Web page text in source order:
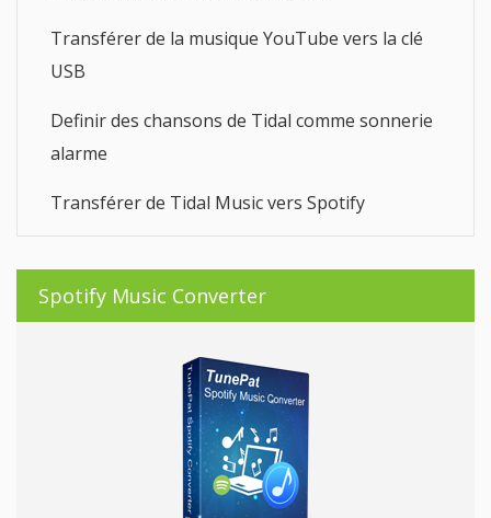
Transférer de la musique YouTube vers la clé
USB
Definir des chansons de Tidal comme sonnerie
alarme
Transférer de Tidal Music vers Spotify
Spotify Music Converter